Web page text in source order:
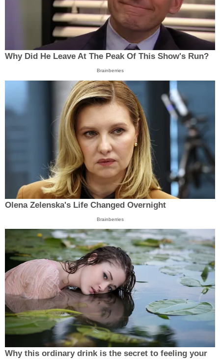
Why Did He Leave At The Peak Of This Show's Run?
Brainberries
Olena Zelenska's Life Changed Overnight
Brainberries
Why this ordinary drink is the secret to feeling your